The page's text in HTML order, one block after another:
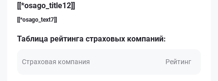
[[*osago_title12]]
[[*osago_text7]]
Таблица рейтинга страховых компаний:
Страховая компания Рейтинг